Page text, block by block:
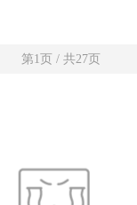
第1页 / 共27页